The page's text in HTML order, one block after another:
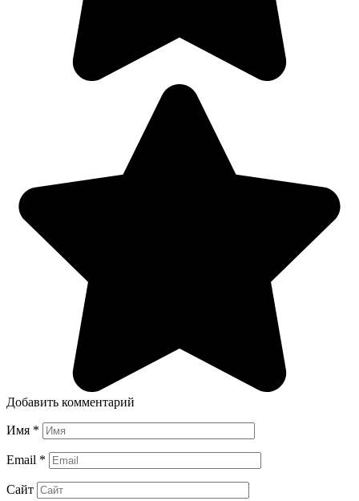
Добавить комментарий
Имя *
Email *
Сайт